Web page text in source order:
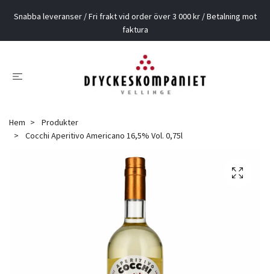
Snabba leveranser / Fri frakt vid order över 3 000 kr / Betalning mot
faktura
Hem
Produkter
Cocchi Aperitivo Americano 16,5% Vol. 0,75l